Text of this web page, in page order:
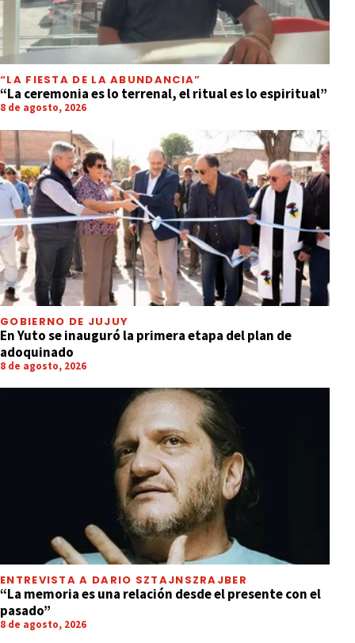
“LA FIESTA DE LA ABUNDANCIA”
“La ceremonia es lo terrenal, el ritual es lo espiritual”
8 de agosto, 2026
GOBIERNO DE JUJUY
En Yuto se inauguró la primera etapa del plan de
adoquinado
8 de agosto, 2026
ENTREVISTA A DARIO SZTAJNSZRAJBER
“La memoria es una relación desde el presente con el
pasado”
8 de agosto, 2026